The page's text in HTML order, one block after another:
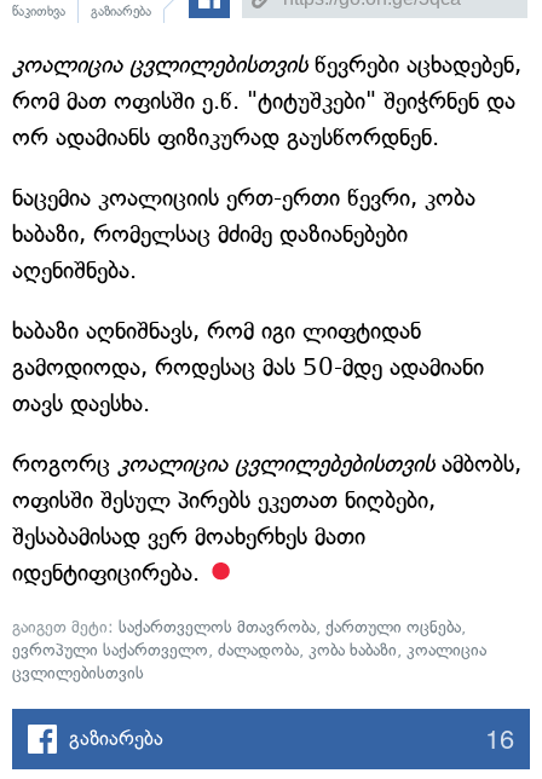
წაკითხვა გაზიარება
კოალიცია ცვლილებისთვისწევრები აცხადებენ,
რომ მათ ოფისში ე.წ. "ტიტუშკები" შეიჭრნენ და
ორ ადამიანს ფიზიკურად გაუსწორდნენ.
ნაცემია კოალიციის ერთ-ერთი წევრი, კობა
ხაბაზი, რომელსაც მძიმე დაზიანებები
აღენიშნება.
ხაბაზი აღნიშნავს, რომ იგი ლიფტიდან
გამოდიოდა, როდესაც მას 50-მდე ადამიანი
თავს დაესხა.
როგორც კოალიცია ცვლილებებისთვისამბობს,
ოფისში შესულ პირებს ეკეთათ ნიღბები,
შესაბამისად ვერ მოახერხეს მათი
იდენტიფიცირება.
გაიგეთ მეტი: საქართველოს მთავრობა, ქართული ოცნება,
ევროპული საქართველო, ძალადობა, კობა ხაბაზი, კოალიცია
ცვლილებისთვის
გაზიარება 16